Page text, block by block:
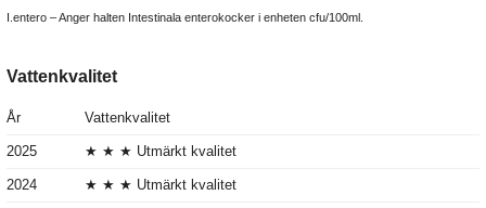
I.entero – Anger halten Intestinala enterokocker i enheten cfu/100ml.
Vattenkvalitet
År Vattenkvalitet
2025 ★ ★ ★ Utmärkt kvalitet
2024 ★ ★ ★ Utmärkt kvalitet